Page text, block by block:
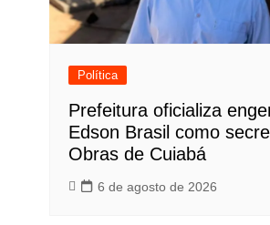
Política
Prefeitura oficializa
Edson Brasil como
Obras de Cuiabá
6 de agosto de 2026